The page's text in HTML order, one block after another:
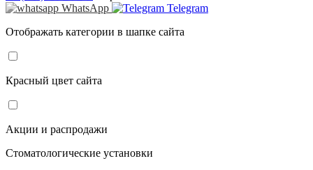
WhatsApp
Telegram
Отображать категории в шапке сайта
Красный цвет сайта
Акции и распродажи
Стоматологические установки